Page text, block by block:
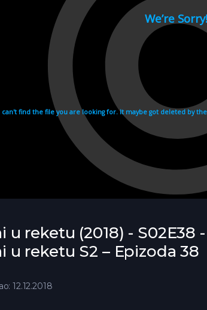
u reketu (2018) - S02E38 -
u reketu S2 – Epizoda 38
12.12.2018